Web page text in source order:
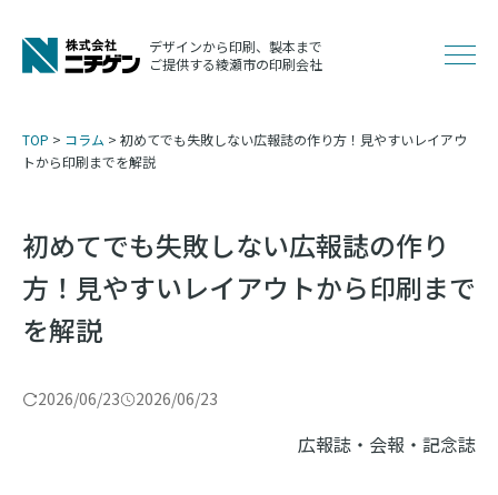
デザインから印刷、製本まで
ご提供する綾瀬市の印刷会社
メ
TOP > コラム > 初めてでも失敗しない広報誌の作り方！見やすいレイアウ
トから印刷までを解説
初めてでも失敗しない広報誌の作り
方！見やすいレイアウトから印刷まで
を解説
2026/06/23 2026/06/23
広報誌・会報・記念誌